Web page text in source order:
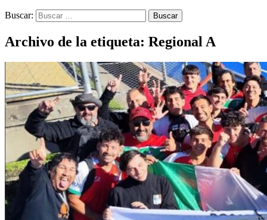
Buscar:
Archivo de la etiqueta: Regional A